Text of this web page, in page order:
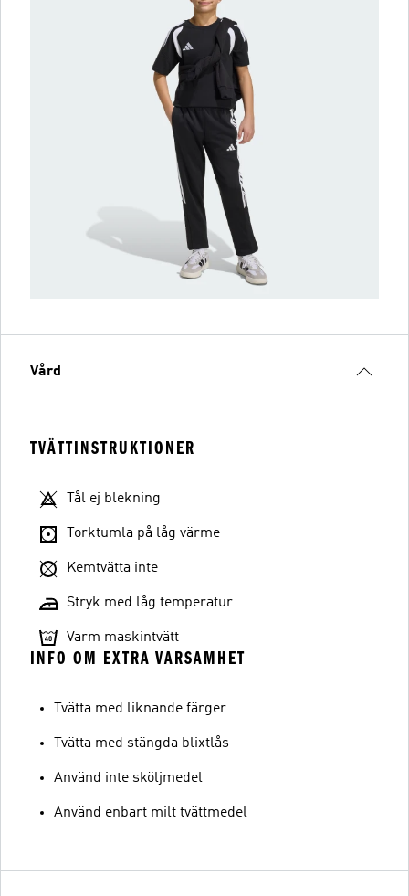
Vård
TVÄTTINSTRUKTIONER
Tål ej blekning
Torktumla på låg värme
Kemtvätta inte
Stryk med låg temperatur
Varm maskintvätt
INFO OM EXTRA VARSAMHET
Tvätta med liknande färger
Tvätta med stängda blixtlås
Använd inte sköljmedel
Använd enbart milt tvättmedel